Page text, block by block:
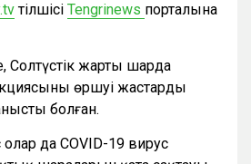
тілшісі Tengrinews порталына
Солтүстік жарты шарда
өршуі жастардың
болған.
да СOVID-19 вирус